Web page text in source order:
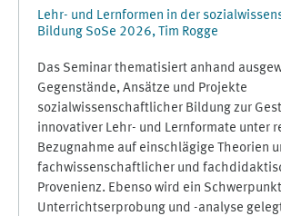
Lehr- und Lernformen in der
Bildung SoSe 2026, Tim Rogge
Das Seminar thematisiert anhand
Gegenstände, Ansätze und Projekte
sozialwissenschaftlicher Bildung zur
innovativer Lehr- und Lernformate unter
Bezugnahme auf einschlägige Theorien
fachwissenschaftlicher und
Provenienz. Ebenso wird ein
Unterrichtserprobung und -analyse